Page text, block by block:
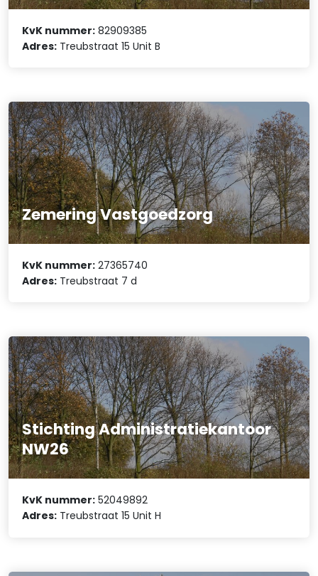
KvK nummer: 82909385
Adres: Treubstraat 15 Unit B
Zemering Vastgoedzorg
KvK nummer: 27365740
Adres: Treubstraat 7 d
Stichting Administratiekantoor
NW26
KvK nummer: 52049892
Adres: Treubstraat 15 Unit H